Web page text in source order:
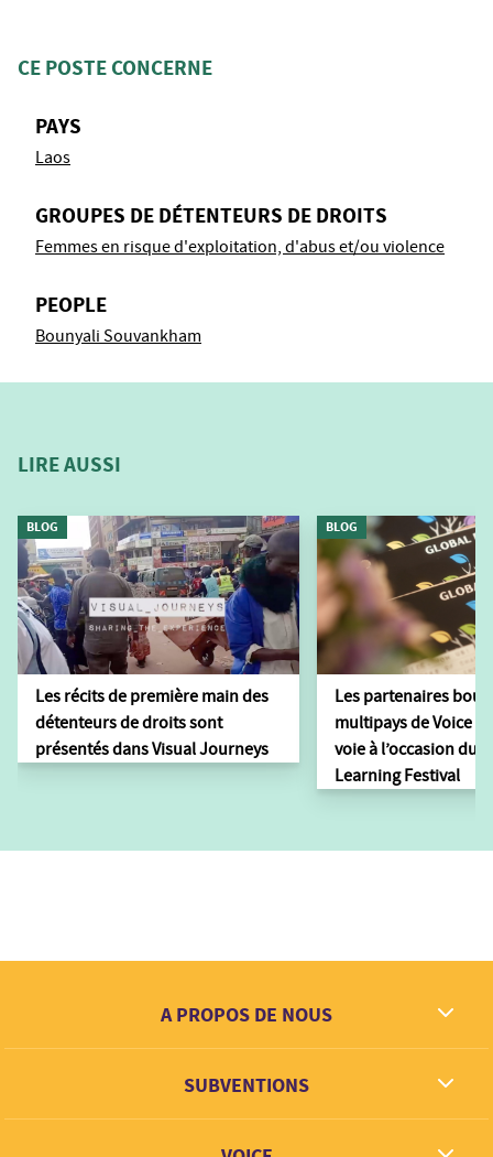
CE POSTE CONCERNE
PAYS
Laos
GROUPES DE DÉTENTEURS DE DROITS
Femmes en risque d'exploitation, d'abus et/ou violence
PEOPLE
Bounyali Souvankham
LIRE AUSSI
BLOG
Les récits de première main des
détenteurs de droits sont
présentés dans Visual Journeys
BLOG
Les partenaires
multipays de Voice
voie à l’occasion du
Learning Festival
A PROPOS DE NOUS
Contact
SUBVENTIONS